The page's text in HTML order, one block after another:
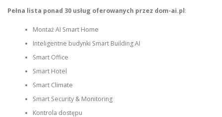
Pełna lista ponad 30 usług oferowanych przez dom-ai.pl:
Montaż AI Smart Home
Inteligentne budynki Smart Building AI
Smart Office
Smart Hotel
Smart Climate
Smart Security & Monitoring
Kontrola dostępu